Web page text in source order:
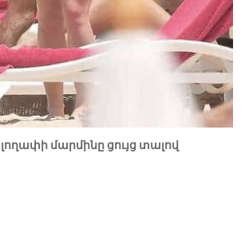
մարմինը ցույց տալով